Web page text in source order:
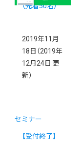
（先着50名）
2019年11月
18日 （2019年
12月24日 更
新）
セミナー
【受付終了】